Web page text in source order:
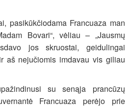
pasikūkčiodama Francuaza man
Bovari“, vėliau – „Jausmų
jos skruostai, geidulingai
aš nejučiomis imdavau vis giliau
su senąja prancūzų
Francuaza perėjo prie